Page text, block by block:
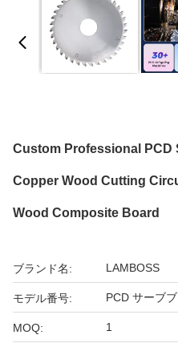
Custom Professional PCD
Copper Wood Cutting
Wood Composite Board
ブランド名: LAMBOSS
モデル番号: PCD サーブ
MOQ: 1